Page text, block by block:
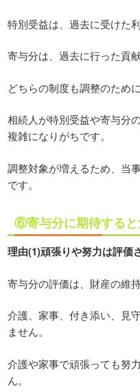
特別受益は、過去に受けた
寄与分は、過去に行った貢
どちらの制度も調整のため
相続人が特別受益や寄与分
複雑になりがちです。
調整対象が増えるため、当
です。
⑥寄与分に期待する
理由(1)頑張りや努力は評価
寄与分の評価は、財産の維
介護、家事、付き添い、見
ません。
介護や家事で頑張っても努
ん。